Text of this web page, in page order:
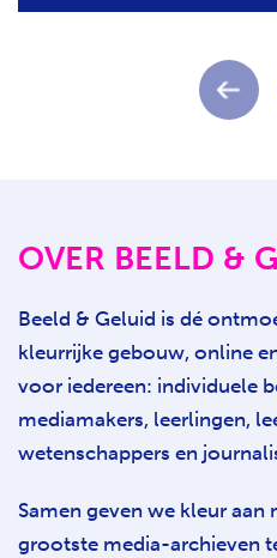
OVER BEELD &
Beeld & Geluid is dé
kleurrijke gebouw, online
voor iedereen: individuele
mediamakers, leerlingen,
wetenschappers en
Samen geven we kleur aan
grootste media-archieven